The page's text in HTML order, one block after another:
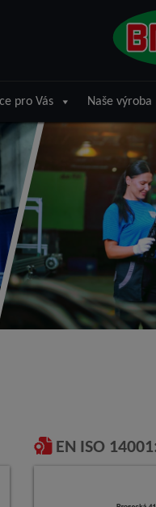
pro Vás Naše výroba
EN ISO